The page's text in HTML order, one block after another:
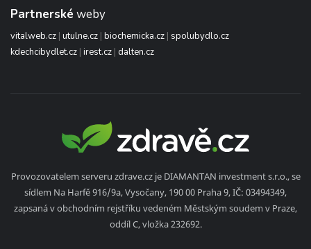
Partnerské weby
vitalweb.cz | utulne.cz | biochemicka.cz | spolubydlo.cz
kdechcibydlet.cz | irest.cz | dalten.cz
Provozovatelem serveru zdrave.cz je DIAMANTAN investment s.r.o., se
sídlem Na Harfě 916/9a, Vysočany, 190 00 Praha 9, IČ: 03494349,
zapsaná v obchodním rejstříku vedeném Městským soudem v Praze,
oddíl C, vložka 232692.